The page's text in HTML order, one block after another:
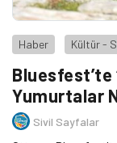
Haber Kültür -
Bluesfest’te
Yumurtalar
Sivil Sayfalar